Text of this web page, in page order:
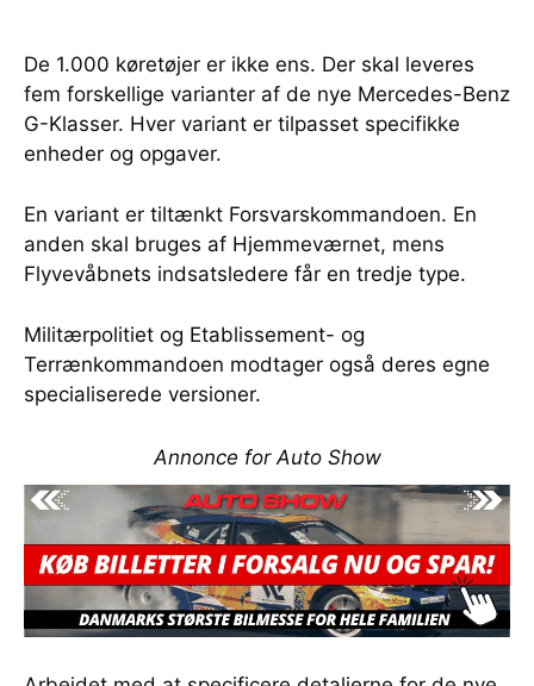
De 1.000 køretøjer er ikke ens. Der skal leveres
fem forskellige varianter af de nye Mercedes-Benz
G-Klasser. Hver variant er tilpasset specifikke
enheder og opgaver.
En variant er tiltænkt Forsvarskommandoen. En
anden skal bruges af Hjemmeværnet, mens
Flyvevåbnets indsatsledere får en tredje type.
Militærpolitiet og Etablissement- og
Terrænkommandoen modtager også deres egne
specialiserede versioner.
Annonce for Auto Show